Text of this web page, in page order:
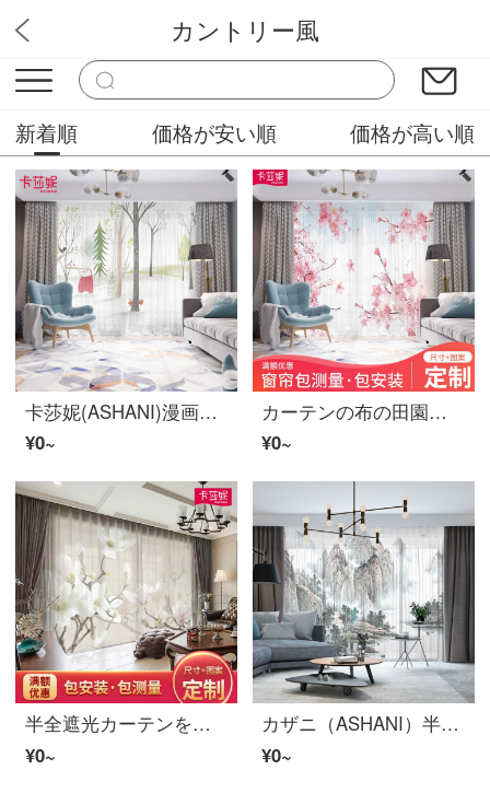
モリミドリカーテン屋
カントリー風
新着順 価格が安い順 価格が高い順
卡莎妮(ASHANI)漫画の森小動物の子供部屋のカーテンの布の紗の小さい清新な寝室の客間の窓の現代の簡単なかわいい風E 0010-うさぎの紗-ホックの幅の1メートルの価格/何メートルを要していくつの件をたたきますか？
¥0~
カーテンの布の田園の翻る窓の客間のins緑色のネットの赤い植物の小さい清新な子供部屋の遮光寝室の学生の寮の賃貸部屋のマンションのホテルZ 0070布-ホックの幅の1メートルの価格/何メートルを要して何件か撮影します
¥0~
半全遮光カーテンをカスタマイズして、紗簾の新中国風の寝室の書斎江南国画カササギ玉蘭花鳥図風景図の仕切りカーテンS 0241-玉蘭布-フック幅1メートルの価格/何メートルの撮影をしますか？
¥0~
カザニ（ASHANI）半全遮光カーテンの布地をカスタマイズしました。新中国式水墨山水国画禅意客間の茶室の窓の下に置いてあるカーテンの仕切りカーテンS 0231-山水画の抽象画の紗-フック加工/幅1メートルの価格です。
¥0~